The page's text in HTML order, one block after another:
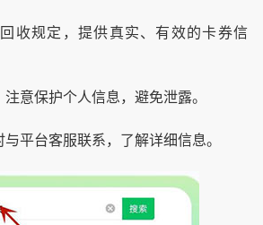
规定，提供真实、有效的卡券信
保护个人信息，避免泄露。
台客服联系，了解详细信息。